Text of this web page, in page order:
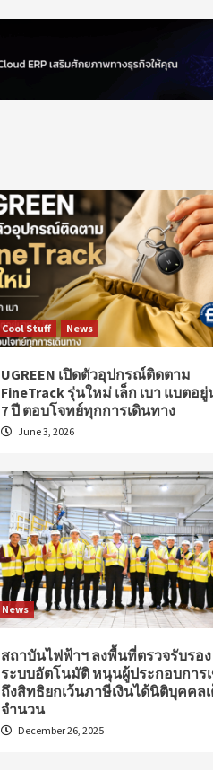
Cool Stuff News
UGREEN เปิดตัวอุปกรณ์ติดตาม
FineTrack รุ่นใหม่ เล็ก เบา แบตอ
7 ปี ตอบโจทย์ทุกการเดินทาง
June 3, 2026
News
สถาบันไฟฟ้าฯ ลงพื้นที่ตรวจรับรอง
ระบบอัตโนมัติ หนุนผู้ประกอบการ
ถึงสิทธิยกเว้นภาษีเงินได้นิติบุคคล
จำนวน
December 26, 2025